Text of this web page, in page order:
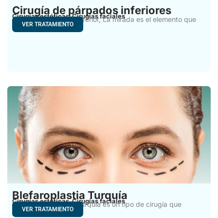
Cirugía de párpados inferiores
Cirugías estéticas,Cirugías faciales
Cirugía del párpado inferior, La mirada es el elemento que
VER TRATAMIENTO
Blefaroplastia Turquía
Cirugías estéticas,Cirugías faciales
La blefaroplastia en Turquía es un tipo de cirugía que
VER TRATAMIENTO